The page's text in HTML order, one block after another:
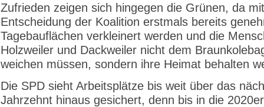
Zufrieden zeigen sich hingegen die Grünen, da
Entscheidung der Koalition erstmals bereits
Tagebauflächen verkleinert werden und die
Holzweiler und Dackweiler nicht dem
weichen müssen, sondern ihre Heimat behalten
Die SPD sieht Arbeitsplätze bis weit über das
Jahrzehnt hinaus gesichert, denn bis in die